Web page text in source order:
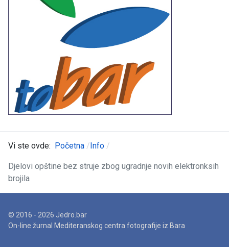
Vi ste ovde: Početna Info
Djelovi opštine bez struje zbog ugradnje novih elektronksih
brojila
© 2016 - 2026 Jedro.bar
On-line žurnal Mediteranskog centra fotografije iz Bara